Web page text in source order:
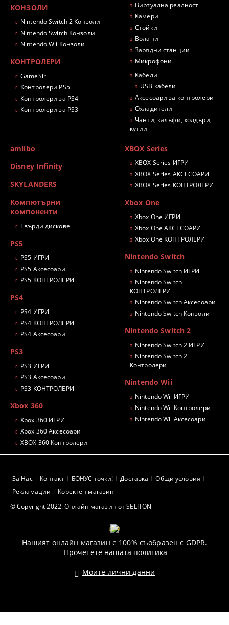
КОНЗОЛИ
Nintendo Switch 2 Конзоли
Nintendo Switch Конзоли
Nintendo Wii Конзоли
КОНТРОЛЕРИ
GameSir
Контролери PS5
Контролери за PS4
Контролери за PS3
Виртуална реалност
Камери
Стойки
Волани
Зарядни станции
Микрофони
Кабели
USB кабели
Аксесоари за контролери
Охладители
Чанти, калъфи, холдъри,
кутии
amiibo
Disney Infinity
SKYLANDERS
Компютърни
компоненти
Твърди дискове
PS5
PS5 ИГРИ
PS5 Аксесоари
PS5 КОНТРОЛЕРИ
PS4
PS4 ИГРИ
PS4 КОНТРОЛЕРИ
PS4 Аксесоари
PS3
PS3 ИГРИ
PS3 Аксесоари
PS3 КОНТРОЛЕРИ
Xbox 360
Xbox 360 ИГРИ
Xbox 360 Аксесоари
XBOX 360 Контролери
XBOX Series
XBOX Series ИГРИ
XBOX Series АКСЕСОАРИ
XBOX Series КОНТРОЛЕРИ
Xbox One
Xbox One ИГРИ
Xbox One АКСЕСОАРИ
Xbox One КОНТРОЛЕРИ
Nintendo Switch
Nintendo Switch ИГРИ
Nintendo Switch
КОНТРОЛЕРИ
Nintendo Switch Аксесоари
Nintendo Switch Конзоли
Nintendo Switch 2
Nintendo Switch 2 ИГРИ
Nintendo Switch 2
Контролери
Nintendo Wii
Nintendo Wii ИГРИ
Nintendo Wii Контролери
Nintendo Wii Аксесоари
© Copyright 2022. Онлайн магазин от SELITON
За Нас Контакт БОНУС точки! Доставка
Общи условия
Рекламации
Коректен магазин
GDPR
Нашият онлайн магазин е 100% съобразен с GDPR.
Прочетете нашата политика
Моите лични данни